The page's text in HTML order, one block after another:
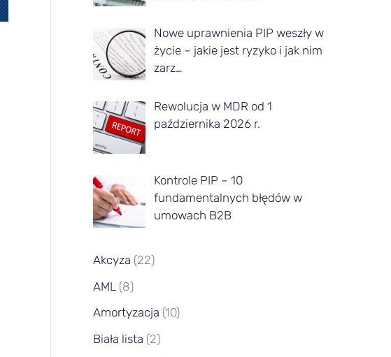
Nowe uprawnienia PIP weszły w
życie – jakie jest ryzyko i jak nim
zarz…
Rewolucja w MDR od 1
października 2026 r.
Kontrole PIP – 10
fundamentalnych błędów w
umowach B2B
Akcyza (22)
AML (8)
Amortyzacja (10)
Biała lista (2)
o
m
i
s
i
ą
c
a